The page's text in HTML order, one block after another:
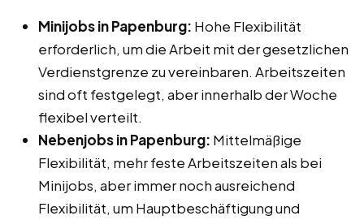
Minijobs in Papenburg: Hohe Flexibilität
erforderlich, um die Arbeit mit der gesetzlichen
Verdienstgrenze zu vereinbaren. Arbeitszeiten
sind oft festgelegt, aber innerhalb der Woche
flexibel verteilt.
Nebenjobs in Papenburg: Mittelmäßige
Flexibilität, mehr feste Arbeitszeiten als bei
Minijobs, aber immer noch ausreichend
Flexibilität, um Hauptbeschäftigung und